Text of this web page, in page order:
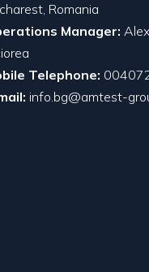
Romania
Manager:
Telephone:
info.bg@amtest-